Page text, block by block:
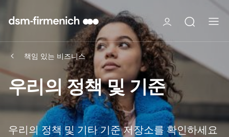
책임 있는 비즈니스
우리의 정책 및 기준
우리의 정책 및 기타 기준 저장소를 확인하세요